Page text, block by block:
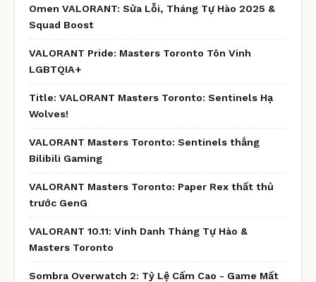
Omen VALORANT: Sửa Lỗi, Tháng Tự Hào 2025 &
Squad Boost
VALORANT Pride: Masters Toronto Tôn Vinh
LGBTQIA+
Title: VALORANT Masters Toronto: Sentinels Hạ
Wolves!
VALORANT Masters Toronto: Sentinels thắng
Bilibili Gaming
VALORANT Masters Toronto: Paper Rex thất thủ
trước GenG
VALORANT 10.11: Vinh Danh Tháng Tự Hào &
Masters Toronto
Sombra Overwatch 2: Tỷ Lệ Cấm Cao - Game Mất